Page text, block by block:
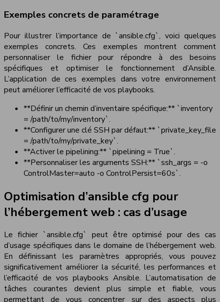
Exemples concrets de paramétrage
Pour illustrer l’importance de `ansible.cfg`, voici quelques
exemples concrets. Ces exemples montrent comment
personnaliser le fichier pour répondre à des besoins
spécifiques et optimiser le fonctionnement d’Ansible.
L’application de ces exemples dans votre environnement
peut améliorer l’efficacité de vos playbooks.
**Définir un chemin d’inventaire spécifique:** `inventory
= /path/to/my/inventory`.
**Configurer une clé SSH par défaut:** `private_key_file
= /path/to/my/private_key`.
**Activer le pipelining:** `pipelining = True`.
**Personnaliser les arguments SSH:** `ssh_args = -o
ControlMaster=auto -o ControlPersist=60s`.
Optimisation d’ansible cfg pour
l’hébergement web : cas d’usage
Le fichier `ansible.cfg` peut être optimisé pour des cas
d’usage spécifiques dans le domaine de l’hébergement web.
En définissant les paramètres appropriés, vous pouvez
significativement améliorer la sécurité, les performances et
l’efficacité de vos playbooks Ansible. L’automatisation de
tâches courantes devient plus simple et fiable, vous
permettant de vous concentrer sur des aspects plus